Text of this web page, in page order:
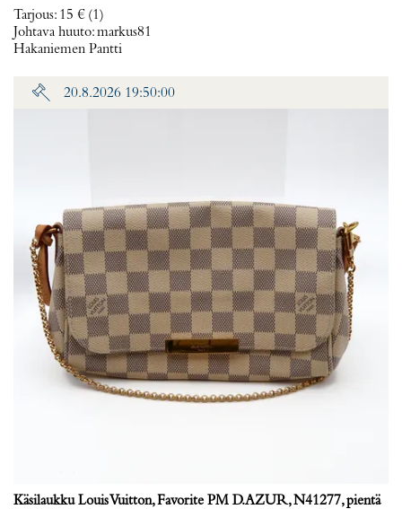
Tarjous: 15 € (1)
Johtava huuto:markus81
Hakaniemen Pantti
20.8.2026 19:50:00
Käsilaukku Louis Vuitton, Favorite PM D.AZUR, N41277, pientä